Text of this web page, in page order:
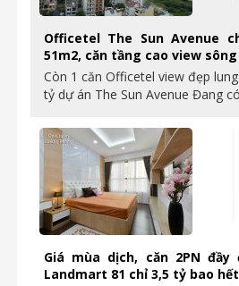
Officetel The Sun Avenue
51m2, căn tầng cao view sông
Còn 1 căn Officetel view đẹp
tỷ dự án The Sun Avenue Đang
Giá mùa dịch, căn 2PN
Landmart 81 chỉ 3,5 tỷ bao hết